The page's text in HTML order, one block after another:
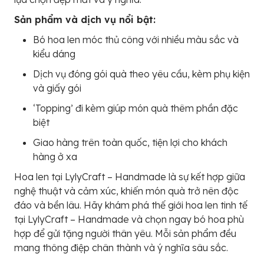
Sản phẩm và dịch vụ nổi bật:
Bó hoa len móc thủ công với nhiều màu sắc và
kiểu dáng
Dịch vụ đóng gói quà theo yêu cầu, kèm phụ kiện
và giấy gói
‘Topping’ đi kèm giúp món quà thêm phần đặc
biệt
Giao hàng trên toàn quốc, tiện lợi cho khách
hàng ở xa
Hoa len tại LylyCraft – Handmade là sự kết hợp giữa
nghệ thuật và cảm xúc, khiến món quà trở nên độc
đáo và bền lâu. Hãy khám phá thế giới hoa len tinh tế
tại LylyCraft – Handmade và chọn ngay bó hoa phù
hợp để gửi tặng người thân yêu. Mỗi sản phẩm đều
mang thông điệp chân thành và ý nghĩa sâu sắc.